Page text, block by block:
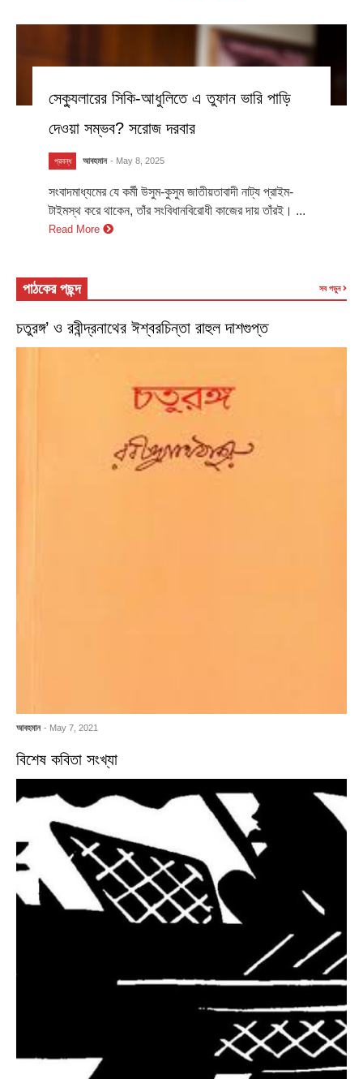
সেক্যুলারের সিকি-আধুলিতে এ তুফান ভারি পাড়ি
দেওয়া সম্ভব? সরোজ দরবার
প্রবন্ধ আবহমান - May 8, 2025
সংবাদমাধ্যমের যে কর্মী উসুম-কুসুম জাতীয়তাবাদী নাট্য প্রাইম-
টাইমস্থ করে থাকেন, তাঁর সংবিধানবিরোধী কাজের দায় তাঁরই। ...
Read More
পাঠকের পছন্দ সব পড়ুন
চতুরঙ্গ’ ও রবীন্দ্রনাথের ঈশ্বরচিন্তা রাহুল দাশগুপ্ত
আবহমান - May 7, 2021
বিশেষ কবিতা সংখ্যা